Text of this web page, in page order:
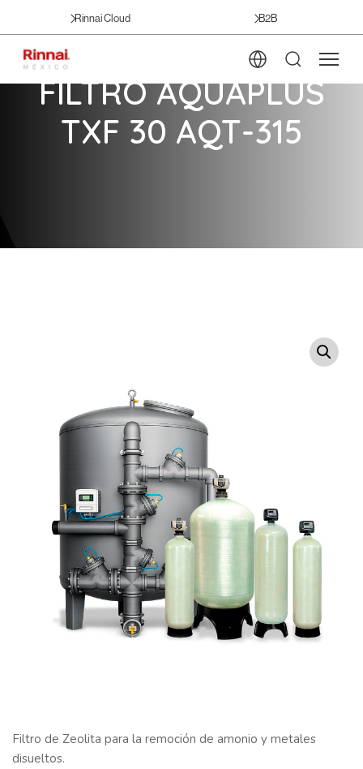
Rinnai Cloud B2B
FILTRO AQUAPLUS
TXF 30 AQT-315
Filtro de Zeolita para la remoción de amonio y metales
disueltos.